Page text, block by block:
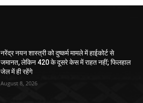
नरेंद्र नयन शास्त्री को दुष्कर्म मामले में हाईकोर्ट से
जमानत, लेकिन 420 के दूसरे केस में राहत नहीं; फिलहाल
जेल में ही रहेंगे
August 8, 2026